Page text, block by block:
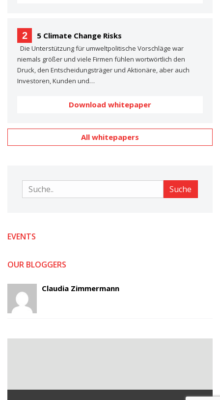
2 5 Climate Change Risks
Die Unterstützung für umweltpolitische Vorschläge war
niemals größer und viele Firmen fühlen wortwörtlich den
Druck, den Entscheidungsträger und Aktionäre, aber auch
Investoren, Kunden und…
Download whitepaper
All whitepapers
Suche Suche
EVENTS
OUR BLOGGERS
Claudia Zimmermann